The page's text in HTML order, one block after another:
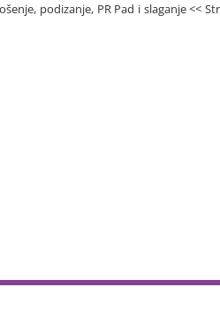
podizanje, PR Pad i slaganje <<